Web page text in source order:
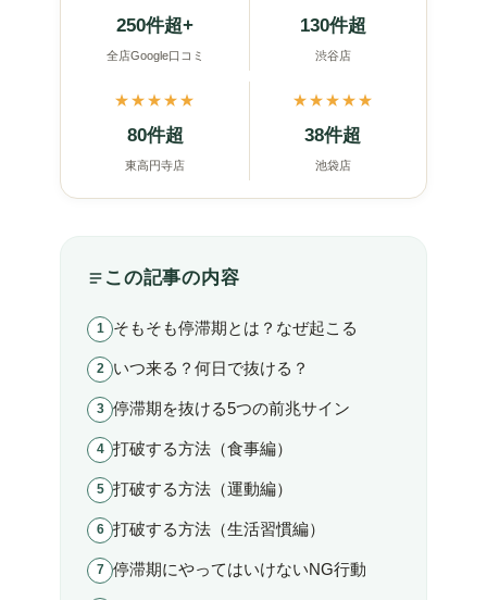
250件超+
全店Google口コミ
130件超
渋谷店
★★★★★
80件超
東高円寺店
★★★★★
38件超
池袋店
この記事の内容
そもそも停滞期とは？なぜ起こる
いつ来る？何日で抜ける？
停滞期を抜ける5つの前兆サイン
打破する方法（食事編）
打破する方法（運動編）
打破する方法（生活習慣編）
停滞期にやってはいけないNG行動